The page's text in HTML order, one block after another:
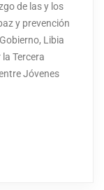
de las y los
y prevención
Libia
Tercera
Jóvenes